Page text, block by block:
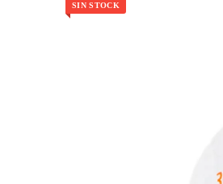
SIN STOCK